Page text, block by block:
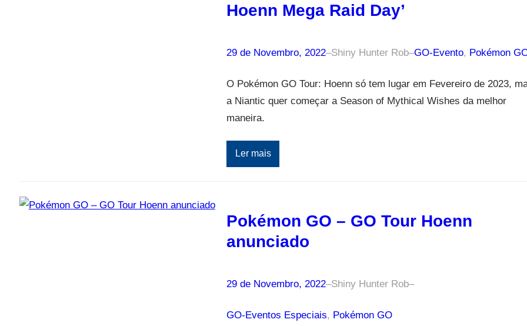
Hoenn Mega Raid Day’
29 de Novembro, 2022–Shiny Hunter Rob–GO-Evento, Pokémon
O Pokémon GO Tour: Hoenn só tem lugar em Fevereiro de 2023,
a Niantic quer começar a Season of Mythical Wishes da melhor
maneira.
Ler mais
Pokémon GO – GO Tour Hoenn
anunciado
29 de Novembro, 2022–Shiny Hunter Rob–
GO-Eventos Especiais, Pokémon GO